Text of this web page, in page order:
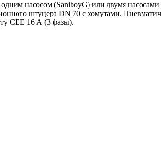
насосом (SaniboyG) или двумя
штуцера DN 70 с хомутами.
СЕЕ 16 А (3 фазы).